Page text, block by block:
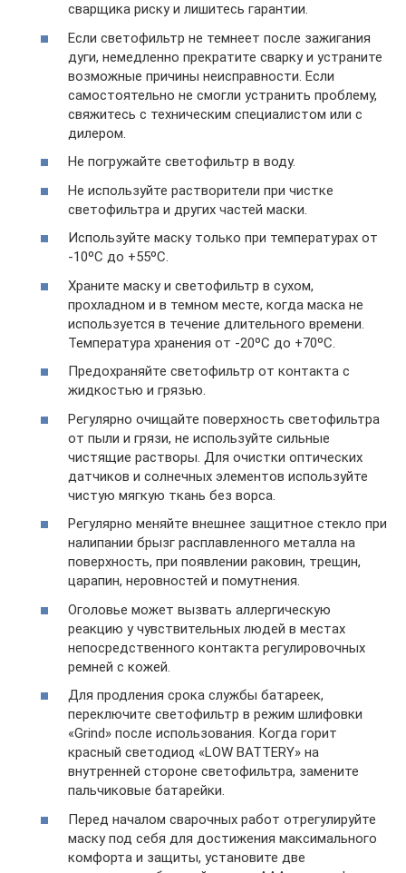
сварщика риску и лишитесь гарантии.
Если светофильтр не темнеет после зажигания
дуги, немедленно прекратите сварку и устраните
возможные причины неисправности. Если
самостоятельно не смогли устранить проблему,
свяжитесь с техническим специалистом или с
дилером.
Не погружайте светофильтр в воду.
Не используйте растворители при чистке
светофильтра и других частей маски.
Используйте маску только при температурах от
-10ºC до +55ºC.
Храните маску и светофильтр в сухом,
прохладном и в темном месте, когда маска не
используется в течение длительного времени.
Температура хранения от -20ºC до +70ºC.
Предохраняйте светофильтр от контакта с
жидкостью и грязью.
Регулярно очищайте поверхность светофильтра
от пыли и грязи, не используйте сильные
чистящие растворы. Для очистки оптических
датчиков и солнечных элементов используйте
чистую мягкую ткань без ворса.
Регулярно меняйте внешнее защитное стекло при
налипании брызг расплавленного металла на
поверхность, при появлении раковин, трещин,
царапин, неровностей и помутнения.
Оголовье может вызвать аллергическую
реакцию у чувствительных людей в местах
непосредственного контакта регулировочных
ремней с кожей.
Для продления срока службы батареек,
переключите светофильтр в режим шлифовки
«Grind» после использования. Когда горит
красный светодиод «LOW BATTERY» на
внутренней стороне светофильтра, замените
пальчиковые батарейки.
Перед началом сварочных работ отрегулируйте
маску под себя для достижения максимального
комфорта и защиты, установите две